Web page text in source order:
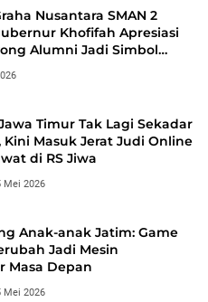
Nusantara SMAN 2
Khofifah Apresiasi
Alumni Jadi Simbol
Timur Tak Lagi Sekadar
Kini Masuk Jerat Judi Online
di RS Jiwa
Mei 2026
Anak-anak Jatim: Game
Jadi Mesin
Masa Depan
Mei 2026